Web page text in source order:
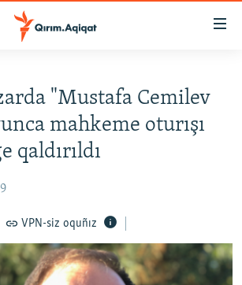
"Mustafa Cemilev
mahkeme oturışı
qaldırıldı
VPN-siz oquñız